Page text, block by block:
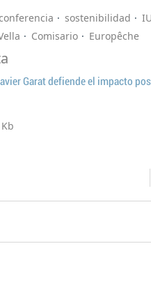
sostenibilidad
Comisario Europêche